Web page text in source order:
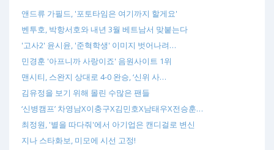
앤드류 가필드, '포토타임은 여기까지 할게요'
벤투호, 박항서호와 내년 3월 베트남서 맞붙는다
'고사2' 윤시윤, '준혁학생' 이미지 벗어나려…
민경훈 '아프니까 사랑이죠' 음원사이트 1위
맨시티, 스완지 상대로 4-0 완승, ‘신위 사…
김유정을 보기 위해 몰린 수많은 팬들
‘신병캠프’ 차영남X이충구X김민호X남태우X전승훈…
최정원, '별을 따다줘'에서 아기업은 캔디걸로 변신
지나 스타화보, 미모에 시선 고정!